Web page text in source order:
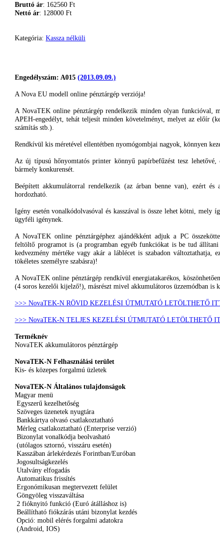
Bruttó ár: 162560 Ft
Nettó ár: 128000 Ft
Kategória: Kassza nélküli
Engedélyszám: A015 (2013.09.09.)
A Nova EU modell online pénztárgép verziója!
A NovaTEKonline pénztárgép rendelkezik minden olyan funkcióval ,
APEH-engedélyt tehát teljesít minden követelményt melyet az előír (
számítás stb .).
Rendkívül kis méretével ellentétben nyomógombjai nagyok könnyen
Az új típusú hőnyomtatós printer könnyű papírbefűzést tesz lehetővé,
bármely konkurensét
Beépített akkumulátorral rendelkezik (az árban benne van), ezért és
hordozható
Igény esetén vonalkódolvasóval és kasszával is össze lehet kötni mely
ügyféli igénynek
ANovaTEK online pénztárgéphez ajándékként adjuk a PC
feltöltő programotis (aprogramban egyéb funkciókat is be tud állítani
kedvezmény mértéke vagy akár a láblécet is szabadon változtathatja
tökéletes személyre szabásra)!
A NovaTEKonline pénztárgép rendkívül energiatakarékos köszönhetően
(4 soros kezelői kijelző!), másrészt mivel akkumulátoros üzzemódban is
>>> NovaTEK-N RÖVID KEZELÉSI ÚTMUTATÓ LETÖLTHETŐ
>>> NovaTEK-N TELJES KEZELÉSI ÚTMUTATÓ LETÖLTHETŐ
Terméknév
NovaTEK akkumulátoros pénztárgép
NovaTEK-N Felhasználási terület
Kis- és közepes forgalmú üzletek
NovaTEK-N Általános tulajdonságok
Magyar menü
Egyszerű kezelhetőség
Szöveges üzenetek nyugtára
Bankkártya olvasó csatlakoztatható
Mérleg csatlakoztatható (Enterprise verzió)
Bizonylat vonalkódja beolvasható
(utólagos sztornó visszáru esetén)
Kasszában árlekérdezés Forintban/Euróban
Jogosultságkezelés
Utalvány elfogadás
Automatikus frissítés
Ergonómikusan megtervezett felület
Göngyöleg visszaváltása
2 fióknyitó funkció (Euró átálláshoz is)
Beállítható fiókzárás utáni bizonylat kezdés
Opció: mobil elérés forgalmi adatokra
(Android, IOS)